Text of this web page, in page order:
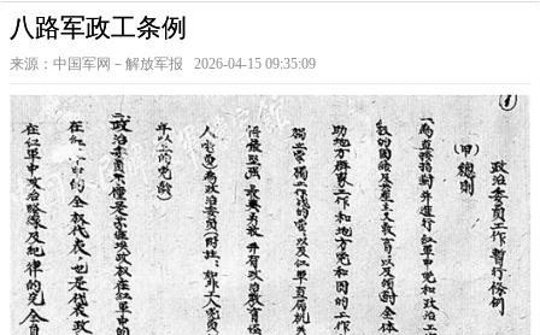
八路军政工条例
来源：中国军网－解放军报 2026-04-15 09:35:09